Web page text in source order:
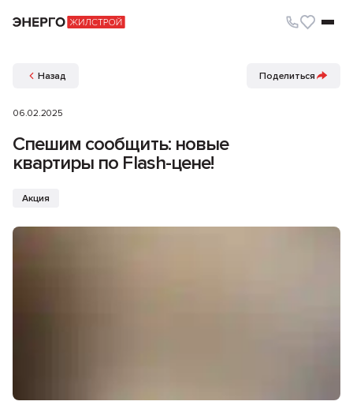
Назад Поделиться
06.02.2025
Спешим сообщить: новые
квартиры по Flash-цене!
Акция